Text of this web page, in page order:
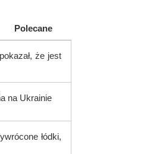
Polecane
że jest
na Ukrainie
łódki,